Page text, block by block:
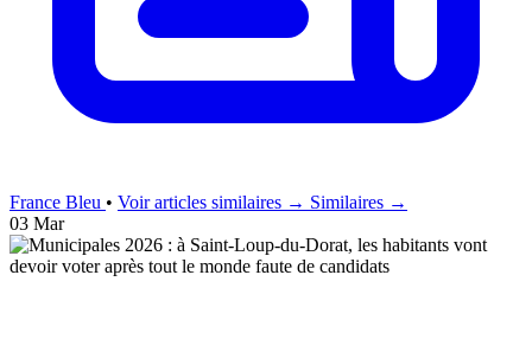
France Bleu • Voir articles similaires → Similaires →
03 Mar